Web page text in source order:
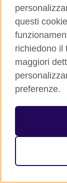
The United
relations and
209131
questi
richiedono il
maggiori
preferenze.